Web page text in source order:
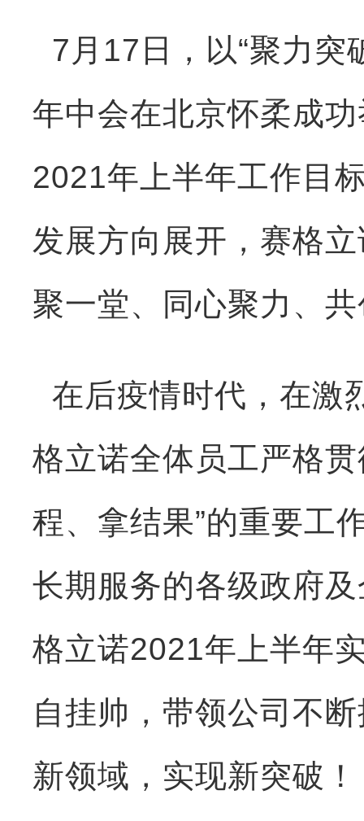
7月17日，以“聚力突
年中会在北京怀柔成
2021年上半年工作目
发展方向展开，赛格
聚一堂、同心聚力、
在后疫情时代，在激
格立诺全体员工严格
程、拿结果”的重要工
长期服务的各级政府
格立诺2021年上半年
自挂帅，带领公司不
新领域，实现新突破！